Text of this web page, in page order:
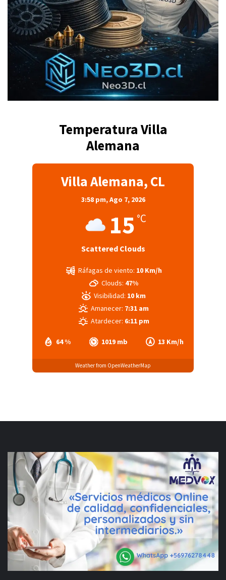
Temperatura Villa
Alemana
Villa Alemana, CL
3:58 pm,Ago 7, 2026
15 °C
Scattered Clouds
64 % 1019 mb 13 Km/h
Ráfagas de viento: 10 Km/h
Clouds: 47%
Visibilidad: 10 km
Amanecer: 7:31 am
Atardecer: 6:11 pm
Weather from OpenWeatherMap